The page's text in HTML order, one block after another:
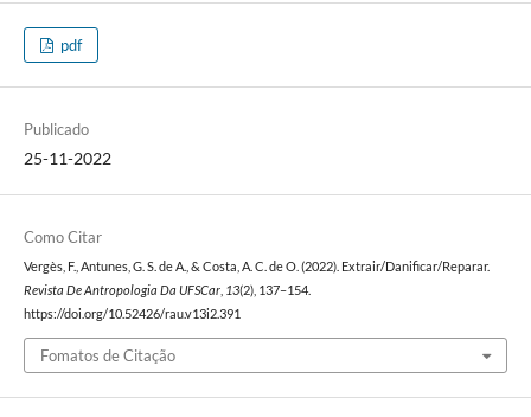
pdf
Publicado
25-11-2022
Como Citar
Vergès, F., Antunes, G. S. de A., & Costa, A. C. de O. (2022). Extrair/Danificar/Reparar.
Revista De Antropologia Da UFSCar, 13(2), 137–154.
https://doi.org/10.52426/rau.v13i2.391
Fomatos de Citação